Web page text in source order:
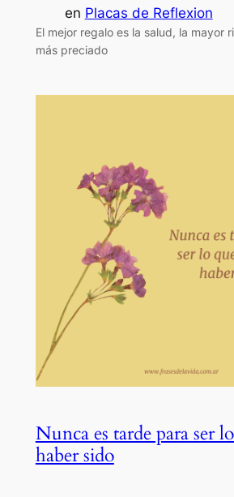
en Placas de Reflexion
El mejor regalo es la salud, la mayor
más preciado
Nunca es tarde para ser
haber sido